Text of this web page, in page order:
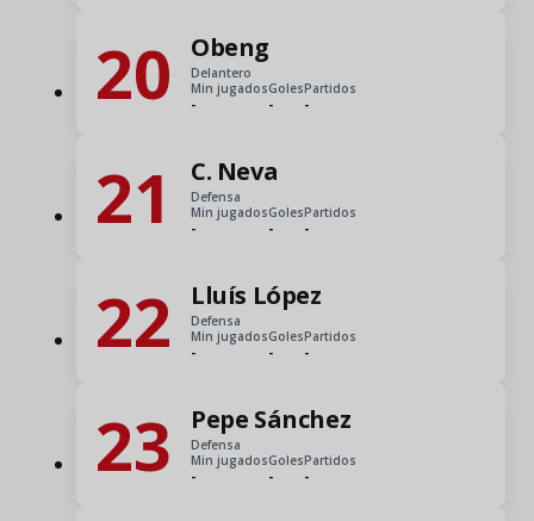
20 Obeng
Delantero
Min jugados
-
Goles
-
Partidos
-
21 C. Neva
Defensa
Min jugados
-
Goles
-
Partidos
-
22 Lluís López
Defensa
Min jugados
-
Goles
-
Partidos
-
23 Pepe Sánchez
Defensa
Min jugados
-
Goles
-
Partidos
-